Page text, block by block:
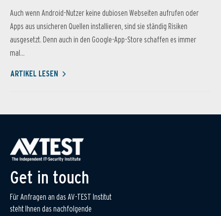
Auch wenn Android-Nutzer keine dubiosen Webseiten aufrufen oder
Apps aus unsicheren Quellen installieren, sind sie ständig Risiken
ausgesetzt. Denn auch in den Google-App-Store schaffen es immer
mal...
ARTIKEL LESEN
Get in touch
Für Anfragen an das AV-TEST Institut
steht Ihnen das nachfolgende